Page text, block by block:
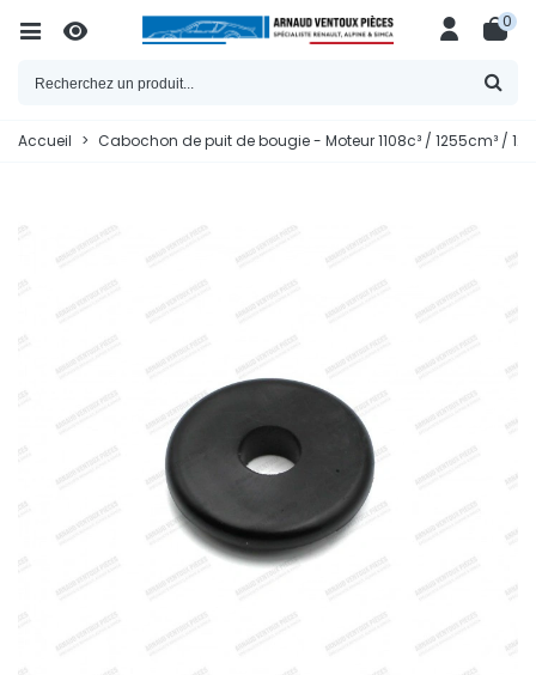
0
Accueil > Cabochon de puit de bougie - Moteur 1108c³ / 1255cm³ /